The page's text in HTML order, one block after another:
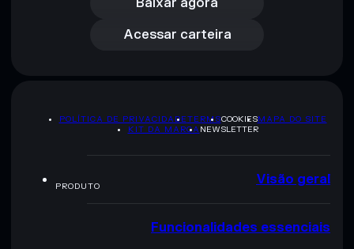
Acessar carteira
POLÍTICA DE PRIVACIDADETERMSCOOKIESMAPA DO SITE
KIT DA MARCA NEWSLETTER
PRODUTO Visão geral
Funcionalidades essenciais